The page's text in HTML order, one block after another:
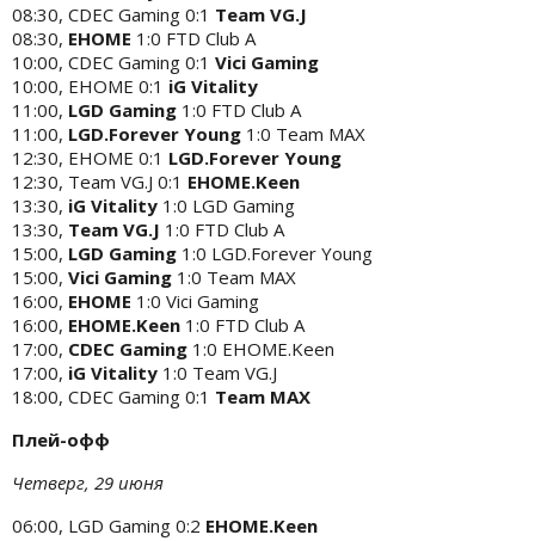
08:30, CDEC Gaming 0:1 Team VG.J
08:30, EHOME 1:0 FTD Club A
10:00, CDEC Gaming 0:1 Vici Gaming
10:00, EHOME 0:1 iG Vitality
11:00, LGD Gaming 1:0 FTD Club A
11:00, LGD.Forever Young 1:0 Team MAX
12:30, EHOME 0:1 LGD.Forever Young
12:30, Team VG.J 0:1 EHOME.Keen
13:30, iG Vitality 1:0 LGD Gaming
13:30, Team VG.J 1:0 FTD Club A
15:00, LGD Gaming 1:0 LGD.Forever Young
15:00, Vici Gaming 1:0 Team MAX
16:00, EHOME 1:0 Vici Gaming
16:00, EHOME.Keen 1:0 FTD Club A
17:00, CDEC Gaming 1:0 EHOME.Keen
17:00, iG Vitality 1:0 Team VG.J
18:00, CDEC Gaming 0:1 Team MAX
Плей-офф
Четверг, 29 июня
06:00, LGD Gaming 0:2 EHOME.Keen